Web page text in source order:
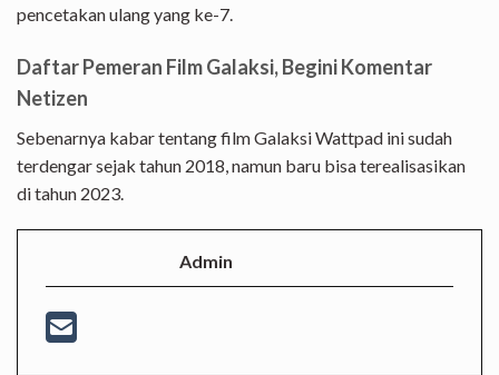
pencetakan ulang yang ke-7.
Daftar Pemeran Film Galaksi, Begini Komentar
Netizen
Sebenarnya kabar tentang film Galaksi Wattpad ini sudah
terdengar sejak tahun 2018, namun baru bisa terealisasikan
di tahun 2023.
Admin